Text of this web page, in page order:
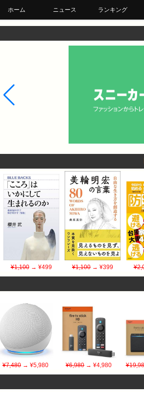
ホーム ニュース ランキング
¥1,100→ ¥499 ¥1,100 → ¥399
¥7,480 → ¥5,980 ¥6,980→ ¥4,980